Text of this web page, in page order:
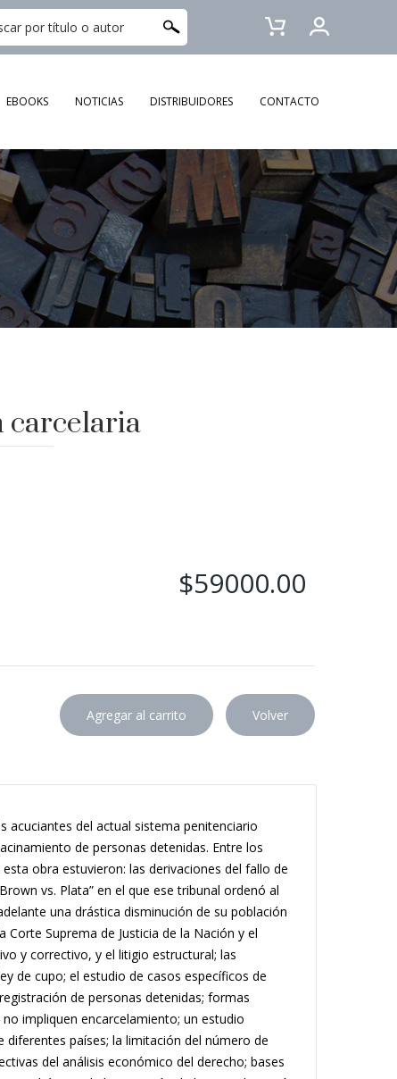
EBOOKS NOTICIAS DISTRIBUIDORES CONTACTO
carcelaria
$59000.00
acuciantes del actual sistema penitenciario
de personas detenidas. Entre los
obra estuvieron: las derivaciones del fallo de
vs. Plata” en el que ese tribunal ordenó al
una drástica disminución de su población
Corte Suprema de Justicia de la Nación y el
y correctivo, y el litigio estructural; las
de cupo; el estudio de casos específicos de
de personas detenidas; formas
impliquen encarcelamiento; un estudio
diferentes países; la limitación del número de
del análisis económico del derecho; bases